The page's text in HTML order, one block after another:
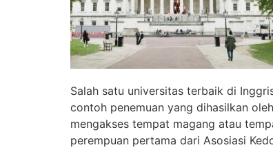
Salah satu universitas terbaik di
contoh penemuan yang dihasilkan
mengakses tempat magang atau
perempuan pertama dari Asosiasi